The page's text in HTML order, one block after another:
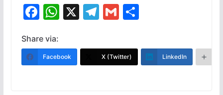
F
e
b
W
at
s
X T
e
gr
G
ai
l
S
ar
e
Share via:
Facebook X (Twitter) LinkedIn